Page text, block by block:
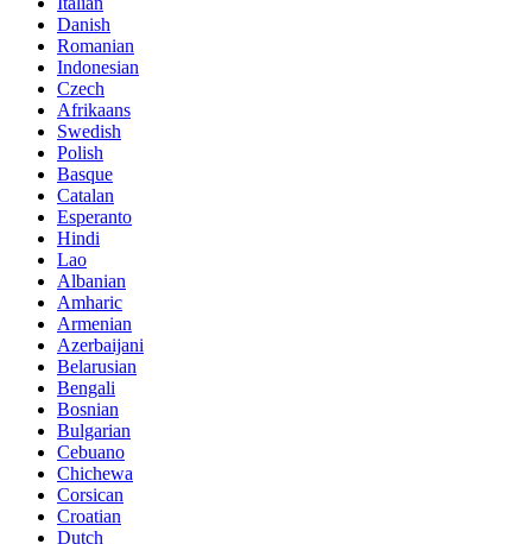
Danish
Romanian
Indonesian
Czech
Afrikaans
Swedish
Polish
Basque
Catalan
Esperanto
Hindi
Lao
Albanian
Amharic
Armenian
Azerbaijani
Belarusian
Bengali
Bosnian
Bulgarian
Cebuano
Chichewa
Corsican
Croatian
Dutch